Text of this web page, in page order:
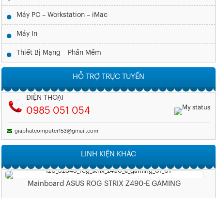
Máy PC – Workstation – iMac
Máy In
Thiết Bị Mạng – Phần Mềm
HỖ TRỢ TRỰC TUYẾN
ĐIỆN THOẠI
0985 051 054
giaphatcomputer153@gmail.com
LINH KIỆN KHÁC
Mainboard ASUS ROG STRIX Z490-E GAMING